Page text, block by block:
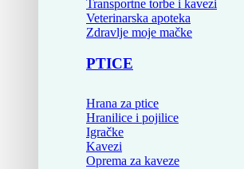
Transportne torbe i kavezi
Veterinarska apoteka
Zdravlje moje mačke
PTICE
Hrana za ptice
Hranilice i pojilice
Igračke
Kavezi
Oprema za kaveze